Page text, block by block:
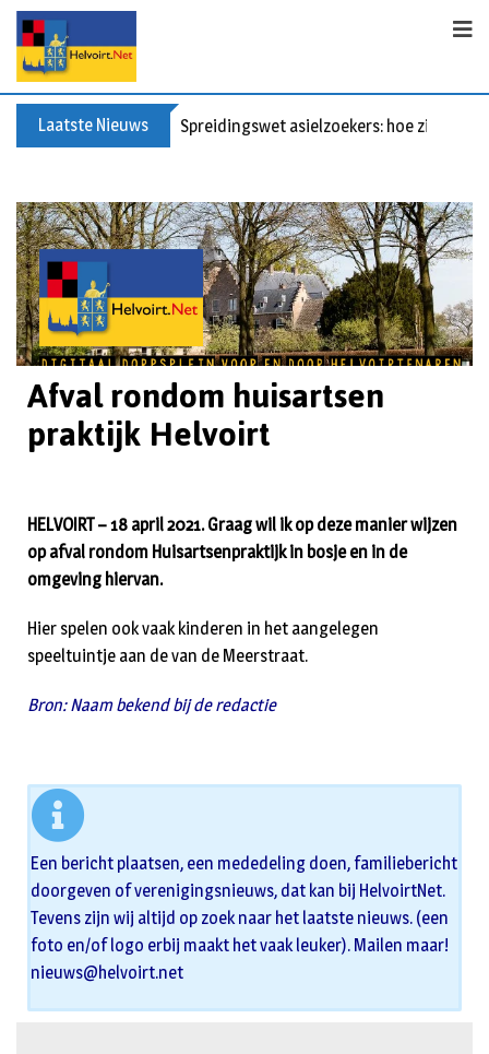
Laatste Nieuws Spreidingswet asielzoekers: hoe zit dat?
Afval rondom huisartsen
praktijk Helvoirt
HELVOIRT – 18 april 2021. Graag wil ik op deze manier wijzen
op afval rondom Huisartsenpraktijk in bosje en in de
omgeving hiervan.
Hier spelen ook vaak kinderen in het aangelegen
speeltuintje aan de van de Meerstraat.
Bron: Naam bekend bij de redactie
Een bericht plaatsen, een mededeling doen, familiebericht
doorgeven of verenigingsnieuws, dat kan bij HelvoirtNet.
Tevens zijn wij altijd op zoek naar het laatste nieuws. (een
foto en/of logo erbij maakt het vaak leuker). Mailen maar!
nieuws@helvoirt.net